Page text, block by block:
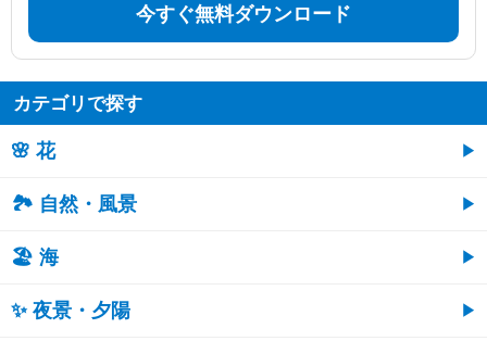
今すぐ無料ダウンロード
カテゴリで探す
🌸 花
🏞️ 自然・風景
🏖 海
✨ 夜景・夕陽